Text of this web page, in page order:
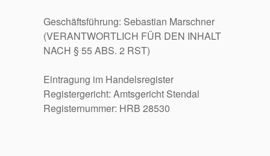
Geschäftsführung: Sebastian Marschner
(VERANTWORTLICH FÜR DEN INHALT
NACH § 55 ABS. 2 RST)
Eintragung im Handelsregister
Registergericht: Amtsgericht Stendal
Registernummer: HRB 28530